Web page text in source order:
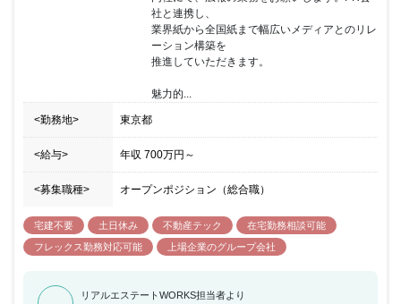
社と連携し、
業界紙から全国紙まで幅広いメディアとのリレ
ーション構築を
推進していただきます。
魅力的...
<勤務地> 東京都
<給与> 年収 700万円 ～
<募集職種> オープンポジション（総合職）
宅建不要 土日休み 不動産テック
在宅勤務相談可能
フレックス勤務対応可能
上場企業のグループ会社
リアルエステートWORKS担当者より